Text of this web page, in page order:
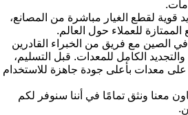
لقطع الغيار مباشرة من المصانع،
للعملاء حول العالم.
الصين مع فريق من الخبراء القادرين
الكامل للمعدات. قبل التسليم،
معدات بأعلى جودة جاهزة للاستخدام
معنا ونثق تمامًا في أننا سنوفر لكم